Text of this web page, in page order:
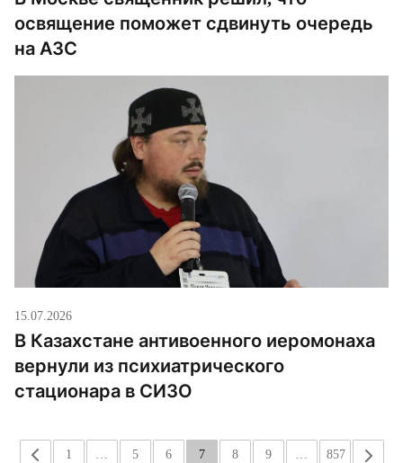
освящение поможет сдвинуть очередь
на АЗС
15.07.2026
В Казахстане антивоенного иеромонаха
вернули из психиатрического
стационара в СИЗО
« 1 5 6 7 8 9 857 »